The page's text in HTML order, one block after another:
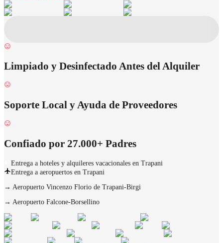
Limpiado y Desinfectado Antes del Alquiler
Soporte Local y Ayuda de Proveedores
Confiado por 27.000+ Padres
Entrega a hoteles y alquileres vacacionales en Trapani
Entrega a aeropuertos en Trapani
→ Aeropuerto Vincenzo Florio de Trapani-Birgi
→ Aeropuerto Falcone-Borsellino